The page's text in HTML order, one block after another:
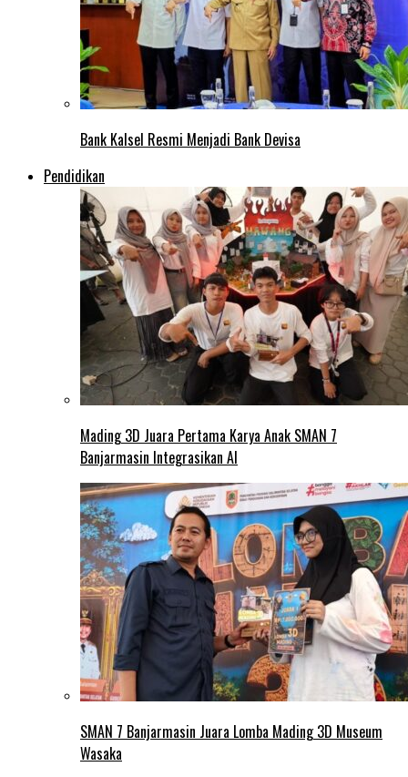
Bank Kalsel Resmi Menjadi Bank Devisa
Pendidikan
Mading 3D Juara Pertama Karya Anak SMAN 7
Banjarmasin Integrasikan AI
SMAN 7 Banjarmasin Juara Lomba Mading 3D Museum
Wasaka